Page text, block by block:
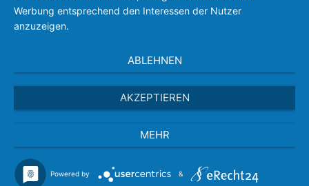
Zertifizierung
Werbung entsprechend den Interessen der Nutzer
anzuzeigen.
ABLEHNEN
AKZEPTIEREN
MEHR
Powered by &